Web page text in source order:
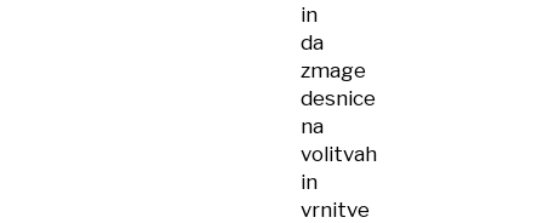
in
da
zmage
desnice
na
volitvah
in
vrnitve